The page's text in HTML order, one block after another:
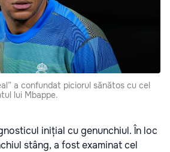
a confundat piciorul sănătos cu cel
lui Mbappe.
inițial cu genunchiul. În loc
stâng, a fost examinat cel